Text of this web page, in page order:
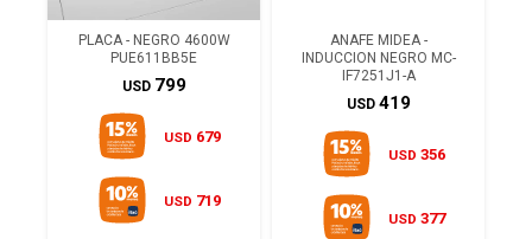
PLACA - NEGRO 4600W
PUE611BB5E
USD 799
USD 679
USD 719
ANAFE MIDEA -
INDUCCION NEGRO MC-
IF7251J1-A
USD 419
USD 356
USD 377